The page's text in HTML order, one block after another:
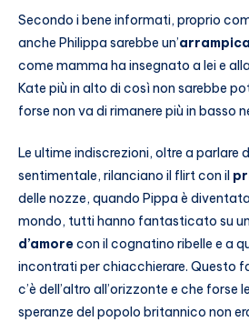
Secondo i bene informati, proprio
anche Philippa sarebbe un’
come mamma ha insegnato a lei e
Kate più in alto di così non sarebbe
forse non va di rimanere più in basso
Le ultime indiscrezioni, oltre a parlare
sentimentale, rilanciano il flirt con il
delle nozze, quando Pippa è
mondo, tutti hanno fantasticato su
d’amorecon il cognatino ribelle e a
incontrati per chiacchierare. Questo
c’è dell’altro all’orizzonte e che forse
speranze del popolo britannico non